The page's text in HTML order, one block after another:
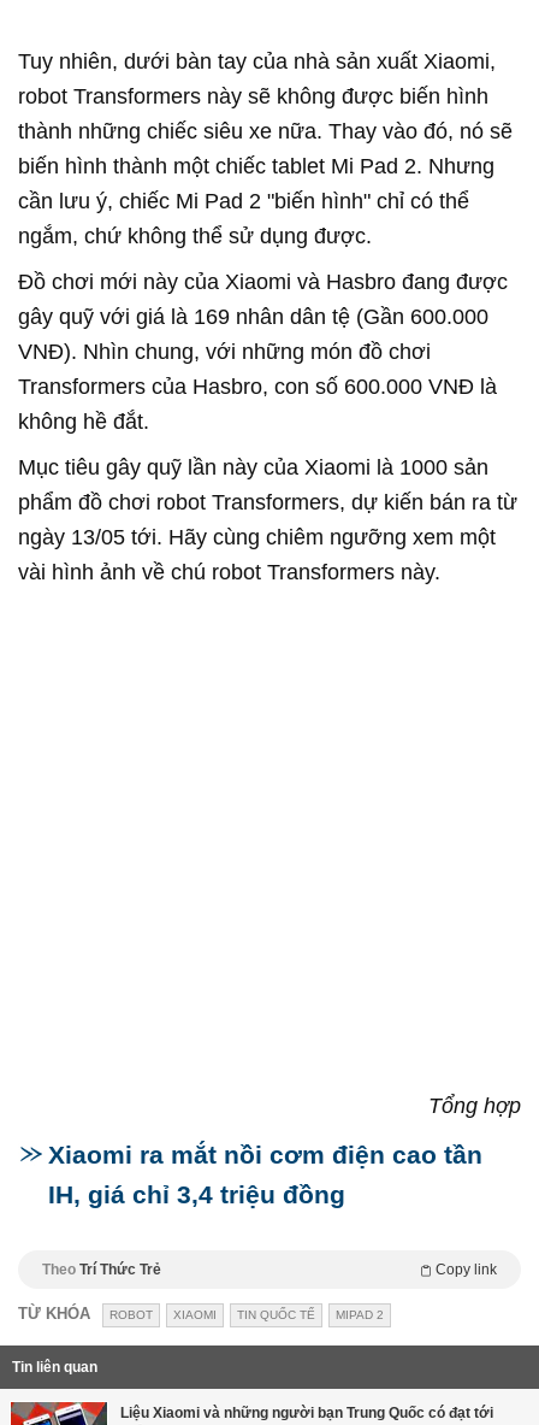
Tuy nhiên, dưới bàn tay của nhà sản xuất Xiaomi,
robot Transformers này sẽ không được biến hình
thành những chiếc siêu xe nữa. Thay vào đó, nó sẽ
biến hình thành một chiếc tablet Mi Pad 2. Nhưng
cần lưu ý, chiếc Mi Pad 2 "biến hình" chỉ có thể
ngắm, chứ không thể sử dụng được.
Đồ chơi mới này của Xiaomi và Hasbro đang được
gây quỹ với giá là 169 nhân dân tệ (Gần 600.000
VNĐ). Nhìn chung, với những món đồ chơi
Transformers của Hasbro, con số 600.000 VNĐ là
không hề đắt.
Mục tiêu gây quỹ lần này của Xiaomi là 1000 sản
phẩm đồ chơi robot Transformers, dự kiến bán ra từ
ngày 13/05 tới. Hãy cùng chiêm ngưỡng xem một
vài hình ảnh về chú robot Transformers này.
Tổng hợp
Xiaomi ra mắt nồi cơm điện cao tần
IH, giá chỉ 3,4 triệu đồng
Theo Trí Thức Trẻ Copy link
TỪ KHÓA ROBOT XIAOMI TIN QUỐC TẾ MIPAD 2
Tin liên quan
Liệu Xiaomi và những người bạn Trung Quốc có đạt tới